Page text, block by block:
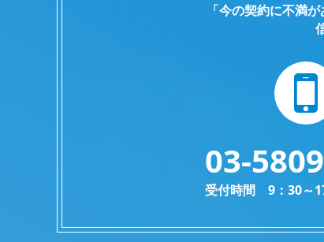
「今の契約に不満
03-
受付時間 9：30～